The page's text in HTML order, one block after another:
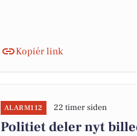
Kopiér link
ALARM112 22 timer siden
Politiet deler nyt